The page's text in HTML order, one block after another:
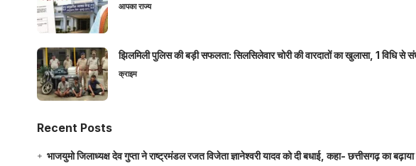
आपका राज्य
झिलमिली पुलिस की बड़ी सफलता: सिलसिलेवार चोरी की वारदातों का खुलासा, 1 विधि से
क्राइम
Recent Posts
भाजयुमो जिलाध्यक्ष देव गुप्ता ने राष्ट्रमंडल रजत विजेता ज्ञानेश्वरी यादव को दी बधाई, कहा- छत्तीसगढ़ का बढ़ाया